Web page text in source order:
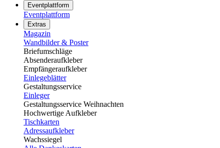
Eventplattform
Eventplattform
Extras
Magazin
Wandbilder & Poster
Briefumschläge
Absenderaufkleber
Empfängeraufkleber
Einlegeblätter
Gestaltungsservice
Einleger
Gestaltungsservice Weihnachten
Hochwertige Aufkleber
Tischkarten
Adressaufkleber
Wachssiegel